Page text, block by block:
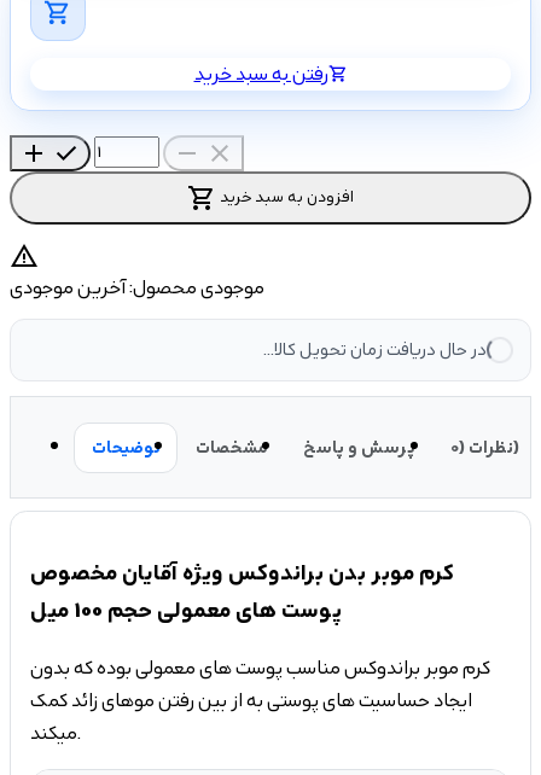
shopping_cart
رفتن به سبد خریدshopping_cart
add check remove close
shopping_cart افزودن به سبد خرید
warning
موجودی محصول:آخرین موجودی
در حال دریافت زمان تحویل کالا...
توضیحات مشخصات پرسش و پاسخ نظرات (0)
کرم موبر بدن براندوکس ویژه آقایان مخصوص
پوست های معمولی حجم 100 میل
کرم موبر براندوکس مناسب پوست های معمولی بوده که بدون
ایجاد حساسیت های پوستی به از بین رفتن موهای زائد کمک
میکند.